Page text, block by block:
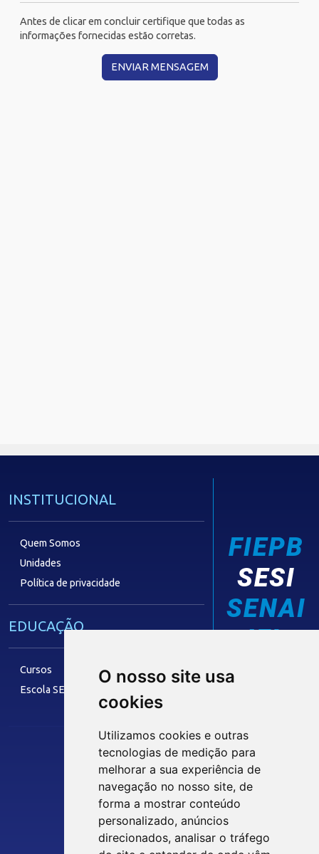
O nosso site usa
cookies
Utilizamos cookies e outras
tecnologias de medição para
melhorar a sua experiência de
navegação no nosso site, de
forma a mostrar conteúdo
personalizado, anúncios
direcionados, analisar o tráfego
Antes de clicar em concluir certifique que todas as
informações fornecidas estão corretas.
INSTITUCIONAL
Quem Somos
Unidades
Política de privacidade
EDUCAÇÃO
Cursos
Escola SESI
FIEPB
SESI
SENAI
IEL
Siga nossas Redes Sociais
INTRANET